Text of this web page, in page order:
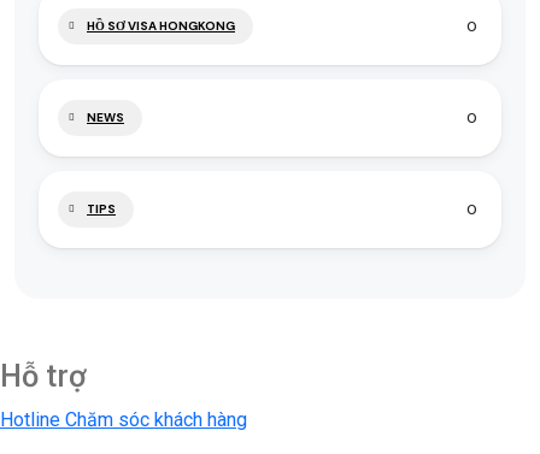
HỒ SƠ VISA HONGKONG 0
NEWS 0
TIPS 0
Hỗ trợ
Hotline Chăm sóc khách hàng